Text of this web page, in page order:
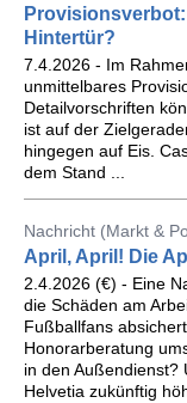
Hintertür?
7.4.2026 - Im
unmittelbares
Detailvorschriften
ist auf der
hingegen auf Eis.
dem Stand ...
Nachricht (Markt &
April, April! Die
2.4.2026 (€) - Eine
die Schäden am
Fußballfans
Honorarberatung
in den Außendienst?
Helvetia zukünftig